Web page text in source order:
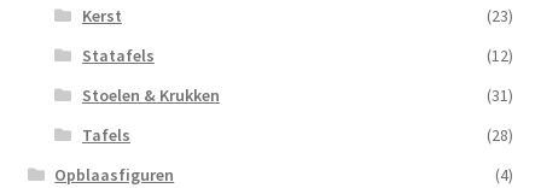
Kerst
(23)
Statafels
(12)
Stoelen & Krukken
(31)
Tafels
(28)
Opblaasfiguren
(4)